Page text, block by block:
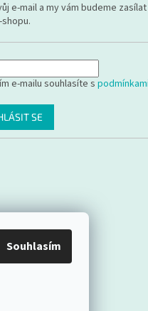
Souhlasím
e-mail a my vám budeme
e-mailu souhlasíte s
SE